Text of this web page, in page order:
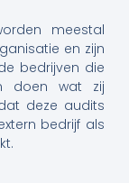
meestal
en zijn
bedrijven die
doen wat zij
deze audits
bedrijf als